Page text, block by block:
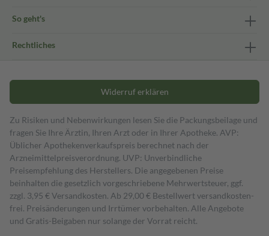
So geht's
Rechtliches
Widerruf erklären
Zu Risiken und Nebenwirkungen lesen Sie die Packungsbeilage und
fragen Sie Ihre Ärztin, Ihren Arzt oder in Ihrer Apotheke. AVP:
Üblicher Apothekenverkaufspreis berechnet nach der
Arzneimittelpreisverordnung. UVP: Unverbindliche
Preisempfehlung des Herstellers. Die angegebenen Preise
beinhalten die gesetzlich vorgeschriebene Mehrwertsteuer, ggf.
zzgl. 3,95 € Versandkosten. Ab 29,00 € Bestell­wert versand­kosten­
frei. Preisänderungen und Irrtümer vorbehalten. Alle Angebote
und Gratis-Beigaben nur solange der Vorrat reicht.